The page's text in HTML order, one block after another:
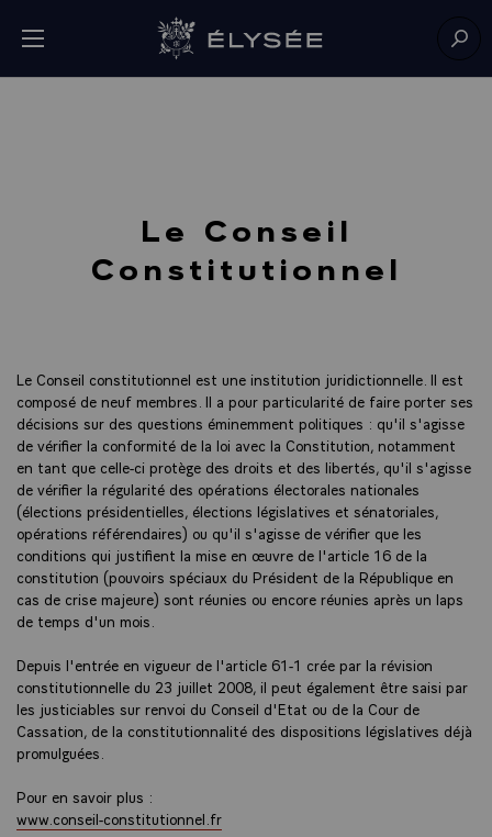
menu Retour à l’accueil Élysée
Le Conseil
Constitutionnel
Le Conseil constitutionnel est une institution juridictionnelle. Il est
composé de neuf membres. Il a pour particularité de faire porter ses
décisions sur des questions éminemment politiques : qu'il s'agisse
de vérifier la conformité de la loi avec la Constitution, notamment
en tant que celle-ci protège des droits et des libertés, qu'il s'agisse
de vérifier la régularité des opérations électorales nationales
(élections présidentielles, élections législatives et sénatoriales,
opérations référendaires) ou qu'il s'agisse de vérifier que les
conditions qui justifient la mise en œuvre de l'article 16 de la
constitution (pouvoirs spéciaux du Président de la République en
cas de crise majeure) sont réunies ou encore réunies après un laps
de temps d'un mois.
Depuis l'entrée en vigueur de l'article 61-1 crée par la révision
constitutionnelle du 23 juillet 2008, il peut également être saisi par
les justiciables sur renvoi du Conseil d'Etat ou de la Cour de
Cassation, de la constitutionnalité des dispositions législatives déjà
promulguées.
Pour en savoir plus :
www.conseil-constitutionnel.fr
Panneau de gestion des cookies